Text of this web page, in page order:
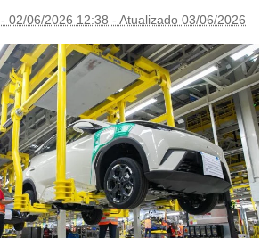
- 02/06/2026 12:38 - Atualizado 03/06/2026